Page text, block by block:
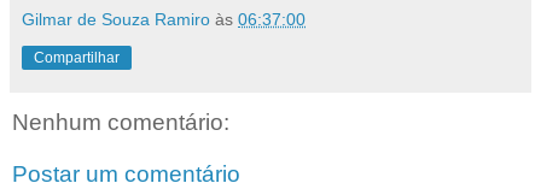
Gilmar de Souza Ramiro às 06:37:00
Compartilhar
Nenhum comentário:
Postar um comentário